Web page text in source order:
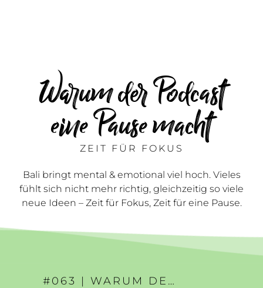
Warum der Podcast
eine Pause macht
ZEIT FÜR FOKUS
Bali bringt mental & emotional viel hoch. Vieles
fühlt sich nicht mehr richtig, gleichzeitig so viele
neue Ideen – Zeit für Fokus, Zeit für eine Pause.
#063 | WARUM DER PODCAST EINE PAUSE MACHT